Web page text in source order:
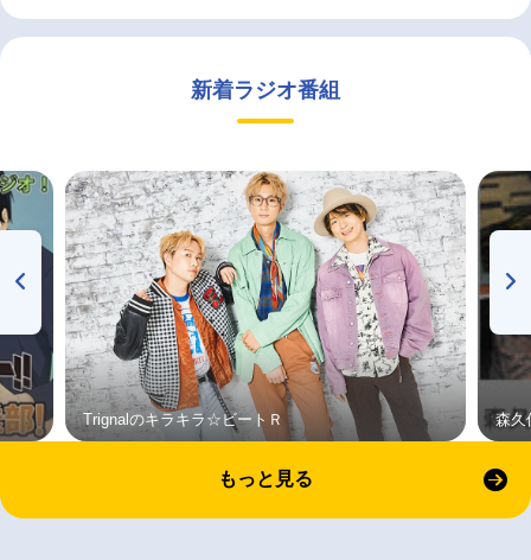
新着ラジオ番組
Trignalのキラキラ☆ビートＲ 森久
もっと見る